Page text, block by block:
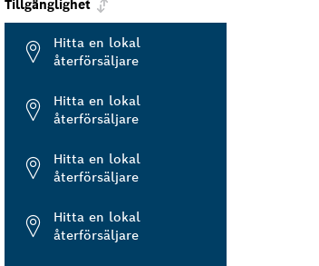
Tillgänglighet
Hitta en lokal
återförsäljare
Hitta en lokal
återförsäljare
Hitta en lokal
återförsäljare
Hitta en lokal
återförsäljare